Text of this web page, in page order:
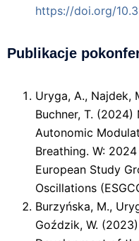
https://doi.org/
Publikacje
Uryga, A., Najdek,
Buchner, T.
Autonomic
Breathing. W:
European Study
Oscillations
Burzyńska, M.,
Goździk, W.